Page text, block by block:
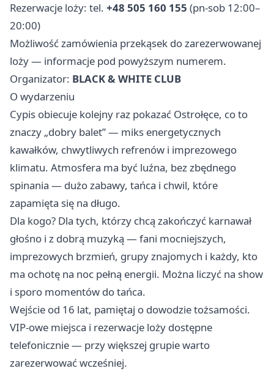
Rezerwacje loży: tel. +48 505 160 155 (pn‑sob 12:00–
20:00)
Możliwość zamówienia przekąsek do zarezerwowanej
loży — informacje pod powyższym numerem.
Organizator: BLACK & WHITE CLUB
O wydarzeniu
Cypis obiecuje kolejny raz pokazać Ostrołęce, co to
znaczy „dobry balet” — miks energetycznych
kawałków, chwytliwych refrenów i imprezowego
klimatu. Atmosfera ma być luźna, bez zbędnego
spinania — dużo zabawy, tańca i chwil, które
zapamięta się na długo.
Dla kogo? Dla tych, którzy chcą zakończyć karnawał
głośno i z dobrą muzyką — fani mocniejszych,
imprezowych brzmień, grupy znajomych i każdy, kto
ma ochotę na noc pełną energii. Można liczyć na show
i sporo momentów do tańca.
Wejście od 16 lat, pamiętaj o dowodzie tożsamości.
VIP‑owe miejsca i rezerwacje loży dostępne
telefonicznie — przy większej grupie warto
zarezerwować wcześniej.